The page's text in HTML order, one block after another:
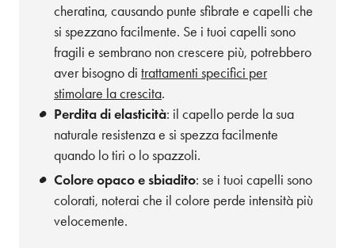
cheratina, causando punte sfibrate e capelli che
si spezzano facilmente. Se i tuoi capelli sono
fragili e sembrano non crescere più, potrebbero
aver bisogno di trattamenti specifici per
stimolare la crescita.
Perdita di elasticità: il capello perde la sua
naturale resistenza e si spezza facilmente
quando lo tiri o lo spazzoli.
Colore opaco e sbiadito: se i tuoi capelli sono
colorati, noterai che il colore perde intensità più
velocemente.